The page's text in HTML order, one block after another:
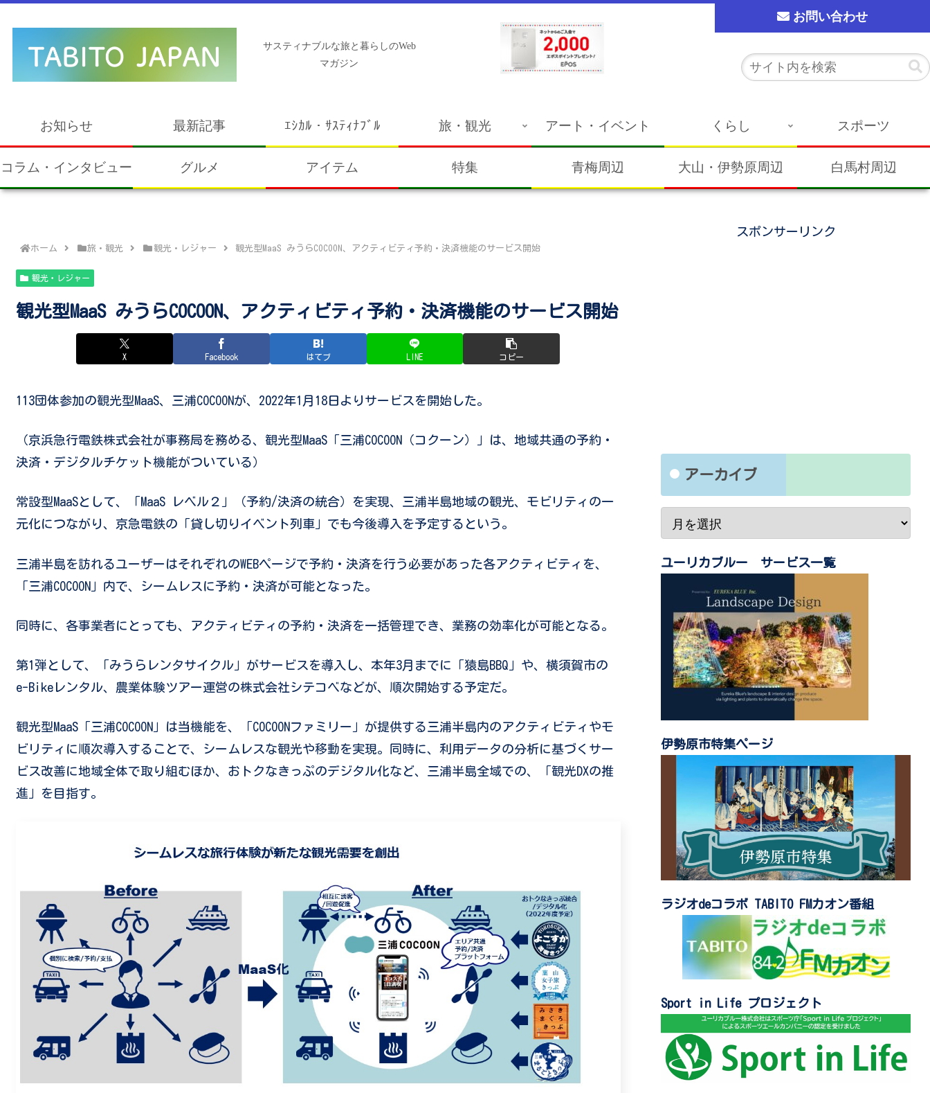
サスティナブルな旅と暮らしのWeb
マガジン
お問い合わせ
お知らせ 最新記事 ｴｼｶﾙ・ｻｽﾃｨﾅﾌﾞﾙ 旅・観光 アート・イベント くらし スポーツ
コラム・インタビュー グルメ アイテム 特集 青梅周辺 大山・伊勢原周辺 白馬村周辺
ホーム 旅・観光 観光・レジャー 観光型MaaS みうらCOCOON、アクティビティ予約・決済機能のサービス開始
観光・レジャー
観光型MaaS みうらCOCOON、アクティビティ予約・決済機能のサービス開始
X Facebook はてブ LINE コピー
113団体参加の観光型MaaS、三浦COCOONが、2022年1月18日よりサービスを開始した。
（京浜急行電鉄株式会社が事務局を務める、観光型MaaS「三浦COCOON（コクーン）」は、地域共通の予約・
決済・デジタルチケット機能がついている）
常設型MaaSとして、「MaaS レベル２」（予約/決済の統合）を実現、三浦半島地域の観光、モビリティの一
元化につながり、京急電鉄の「貸し切りイベント列車」でも今後導入を予定するという。
三浦半島を訪れるユーザーはそれぞれのWEBページで予約・決済を行う必要があった各アクティビティを、
「三浦COCOON」内で、シームレスに予約・決済が可能となった。
同時に、各事業者にとっても、アクティビティの予約・決済を一括管理でき、業務の効率化が可能となる。
第1弾として、「みうらレンタサイクル」がサービスを導入し、本年3月までに「猿島BBQ」や、横須賀市の
e-Bikeレンタル、農業体験ツアー運営の株式会社シテコベなどが、順次開始する予定だ。
観光型MaaS「三浦COCOON」は当機能を、「COCOONファミリー」が提供する三浦半島内のアクティビティやモ
ビリティに順次導入することで、シームレスな観光や移動を実現。同時に、利用データの分析に基づくサー
ビス改善に地域全体で取り組むほか、おトクなきっぷのデジタル化など、三浦半島全域での、「観光DXの推
進」を目指す。
スポンサーリンク
アーカイブ
ユーリカブルー サービス一覧
伊勢原市特集ページ
ラジオdeコラボ TABITO FMカオン番組
Sport in Life プロジェクト